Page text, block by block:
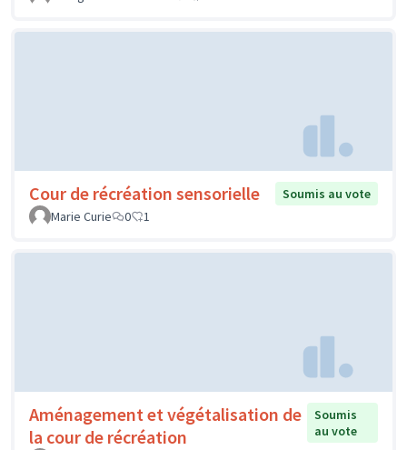
Cour de récréation sensorielle
Soumis au vote
Marie Curie
0 1
Aménagement et végétalisation de
la cour de récréation
Soumis
au vote